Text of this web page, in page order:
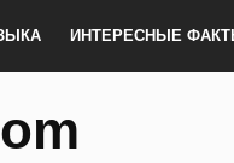
ИНТЕРЕСНЫЕ